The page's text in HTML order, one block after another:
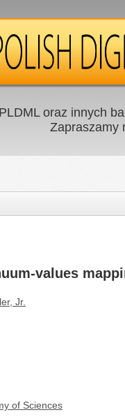
oraz innych
Zapraszamy
values
Jr.
of Sciences